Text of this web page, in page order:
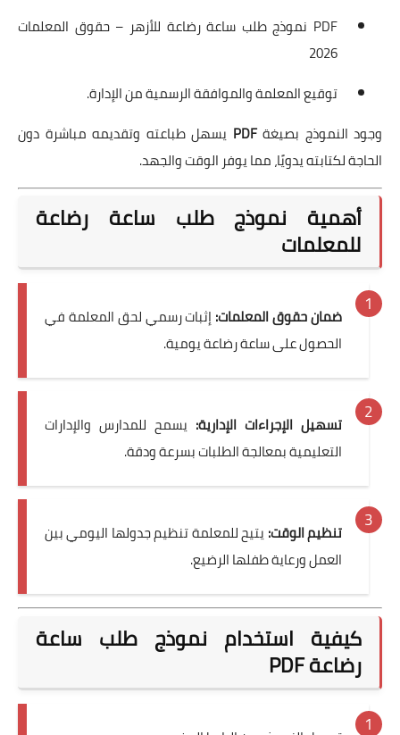
PDF نموذج طلب ساعة رضاعة للأزهر – حقوق المعلمات
2026
توقيع المعلمة والموافقة الرسمية من الإدارة.
وجود النموذج بصيغةPDF يسهل طباعته وتقديمه مباشرة دون
الحاجة لكتابته يدويًا، مما يوفر الوقت والجهد.
أهمية نموذج طلب ساعة رضاعة
للمعلمات
ضمان حقوق المعلمات: إثبات رسمي لحق المعلمة في
الحصول على ساعة رضاعة يومية.
تسهيل الإجراءات الإدارية: يسمح للمدارس والإدارات
التعليمية بمعالجة الطلبات بسرعة ودقة.
تنظيم الوقت:يتيح للمعلمة تنظيم جدولها اليومي بين
العمل ورعاية طفلها الرضيع.
كيفية استخدام نموذج طلب ساعة
رضاعة PDF